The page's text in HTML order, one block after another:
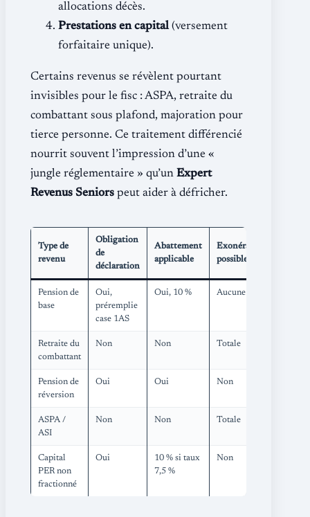
allocations décès.
Prestations en capital(versement
forfaitaire unique).
Certains revenus se révèlent pourtant
invisibles pour le fisc : ASPA, retraite du
combattant sous plafond, majoration pour
tierce personne. Ce traitement différencié
nourrit souvent l’impression d’une «
jungle réglementaire » qu’un Expert
Revenus Seniors peut aider à défricher.
Type de
revenu
Obligation
de
déclaration
Abattement
applicable
Exonération
possible
Pension de
base
Oui,
préremplie
case 1AS
Oui, 10 % Aucune
Retraite du
combattant
Non Non Totale
Pension de
réversion
Oui Oui Non
ASPA /
ASI
Non Non Totale
Capital
PER non
fractionné
Oui
10 % si taux
7,5 %
Non